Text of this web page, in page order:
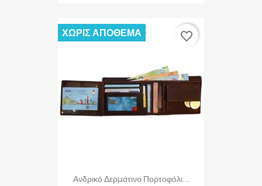
Ανδρικό Δερμάτινο Πορτοφόλι...
ΧΩΡΊΣ ΑΠΌΘΕΜΑ favorite_border